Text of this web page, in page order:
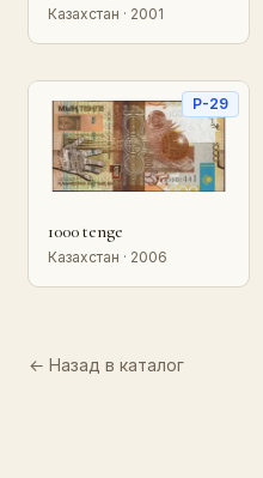
Казахстан · 2001
P-29
1000 tenge
Казахстан · 2006
← Назад в каталог